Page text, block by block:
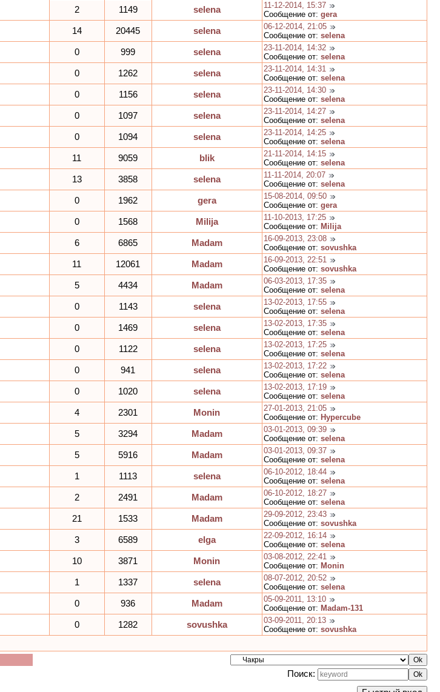
2 1149 selena
11-12-2014, 15:37
Сообщение от: gera
14 20445 selena
06-12-2014, 21:05
Сообщение от: selena
0 999 selena
23-11-2014, 14:32
Сообщение от: selena
0 1262 selena
23-11-2014, 14:31
Сообщение от: selena
0 1156 selena
23-11-2014, 14:30
Сообщение от: selena
0 1097 selena
23-11-2014, 14:27
Сообщение от: selena
0 1094 selena
23-11-2014, 14:25
Сообщение от: selena
11 9059 blik
21-11-2014, 14:15
Сообщение от: selena
13 3858 selena
11-11-2014, 20:07
Сообщение от: selena
0 1962 gera
15-08-2014, 09:50
Сообщение от: gera
0 1568 Milija
11-10-2013, 17:25
Сообщение от: Milija
6 6865 Madam
16-09-2013, 23:08
Сообщение от: sovushka
11 12061 Madam
16-09-2013, 22:51
Сообщение от: sovushka
5 4434 Madam
06-03-2013, 17:35
Сообщение от: selena
0 1143 selena
13-02-2013, 17:55
Сообщение от: selena
0 1469 selena
13-02-2013, 17:35
Сообщение от: selena
0 1122 selena
13-02-2013, 17:25
Сообщение от: selena
0 941 selena
13-02-2013, 17:22
Сообщение от: selena
0 1020 selena
13-02-2013, 17:19
Сообщение от: selena
4 2301 Monin
27-01-2013, 21:05
Сообщение от: Hypercube
5 3294 Madam
03-01-2013, 09:39
Сообщение от: selena
5 5916 Madam
03-01-2013, 09:37
Сообщение от: selena
1 1113 selena
06-10-2012, 18:44
Сообщение от: selena
2 2491 Madam
06-10-2012, 18:27
Сообщение от: selena
21 1533 Madam
29-09-2012, 23:43
Сообщение от: sovushka
3 6589 elga
22-09-2012, 16:14
Сообщение от: selena
10 3871 Monin
03-08-2012, 22:41
Сообщение от: Monin
1 1337 selena
08-07-2012, 20:52
Сообщение от: selena
0 936 Madam
05-09-2011, 13:10
Сообщение от: Madam-131
0 1282 sovushka
03-09-2011, 20:13
Сообщение от: sovushka
Поиск: